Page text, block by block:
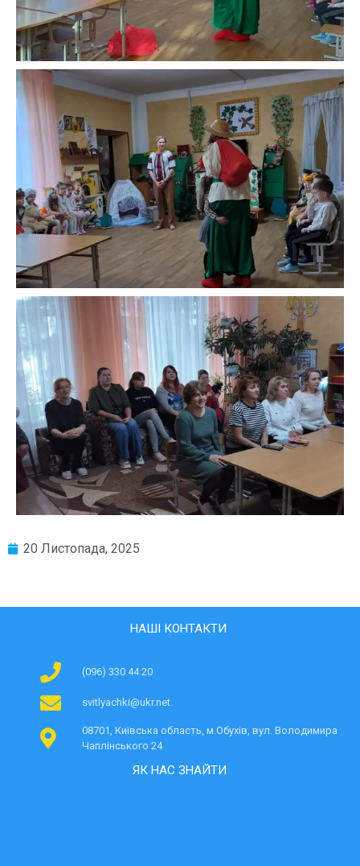
20 Листопада, 2025
НАШІ КОНТАКТИ
(096) 330 44 20
svitlyachki@ukr.net
08701, Київська область, м.Обухів, вул. Володимира
Чаплінського 24
ЯК НАС ЗНАЙТИ